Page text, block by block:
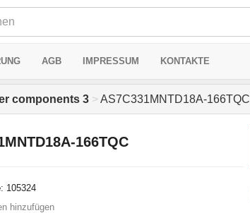
AGB IMPRESSUM KONTAKTE
components 3 > AS7C331MNTD18A-166TQC
166TQC
: 105324
hinzufügen